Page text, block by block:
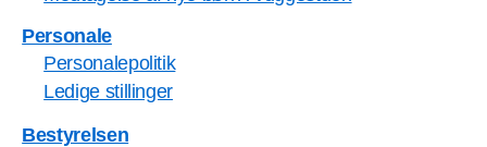
Personale
Personalepolitik
Ledige stillinger
Bestyrelsen